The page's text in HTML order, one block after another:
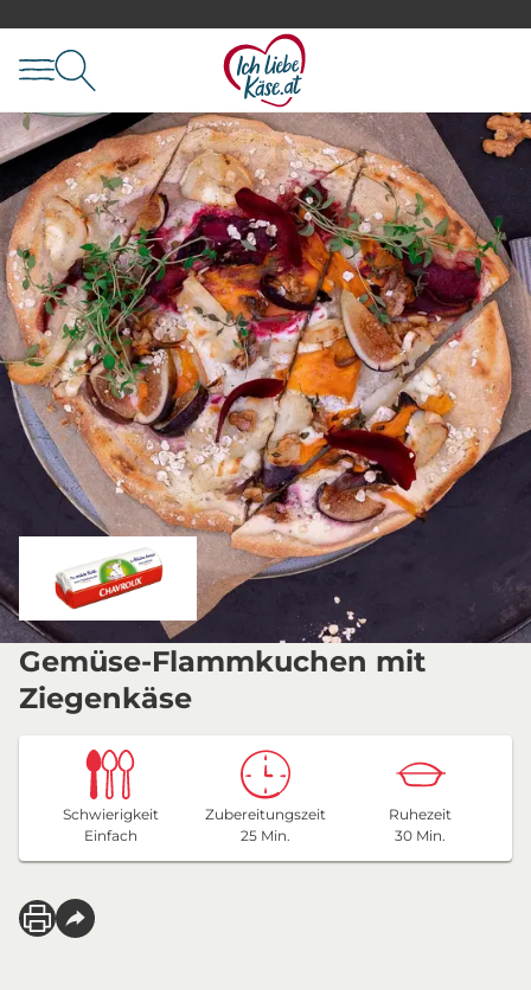
Gemüse-Flammkuchen mit
Ziegenkäse
Schwierigkeit
Einfach
Zubereitungszeit
25 Min.
Ruhezeit
30 Min.